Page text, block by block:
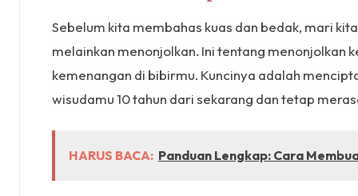
Sebelum kita membahas kuas dan bedak, mari
melainkan menonjolkan. Ini tentang menonjolkan
kemenangan di bibirmu. Kuncinya adalah
wisudamu 10 tahun dari sekarang dan tetap
HARUS BACA: Panduan Lengkap: Cara